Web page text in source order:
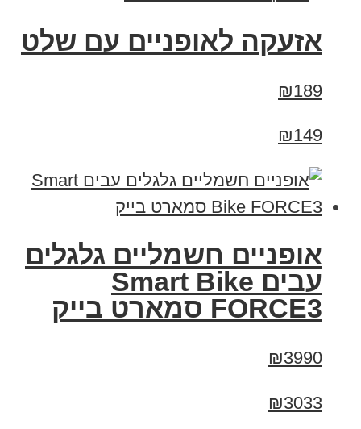
אזעקה לאופניים עם שלט
₪189
₪149
אופניים חשמליים גלגלים
עבים Smart Bike
FORCE3 סמארט בייק
₪3990
₪3033